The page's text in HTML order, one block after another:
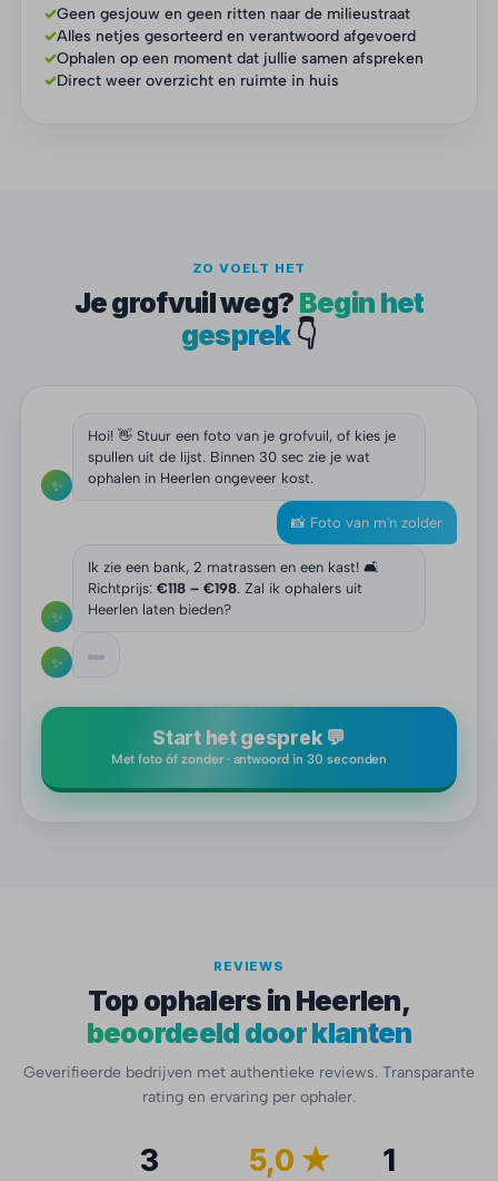
✓Geen gesjouw en geen ritten naar de milieustraat
✓Alles netjes gesorteerd en verantwoord afgevoerd
✓Ophalen op een moment dat jullie samen afspreken
✓Direct weer overzicht en ruimte in huis
ZO VOELT HET
Je grofvuil weg? Begin het
gesprek👇
✨
Hoi! 👋 Stuur een foto van je grofvuil, of kies je
spullen uit de lijst. Binnen 30 sec zie je wat
ophalen in Heerlen ongeveer kost.
📸 Foto van m'n zolder
✨
Ik zie een bank, 2 matrassen en een kast! 🛋️
Richtprijs: €118 – €198. Zal ik ophalers uit
Heerlen laten bieden?
✨
Start het gesprek 💬
Met foto óf zonder · antwoord in 30 seconden
REVIEWS
Top ophalers in Heerlen,
beoordeeld door klanten
Geverifieerde bedrijven met authentieke reviews. Transparante
rating en ervaring per ophaler.
3 5,0 ★ 1